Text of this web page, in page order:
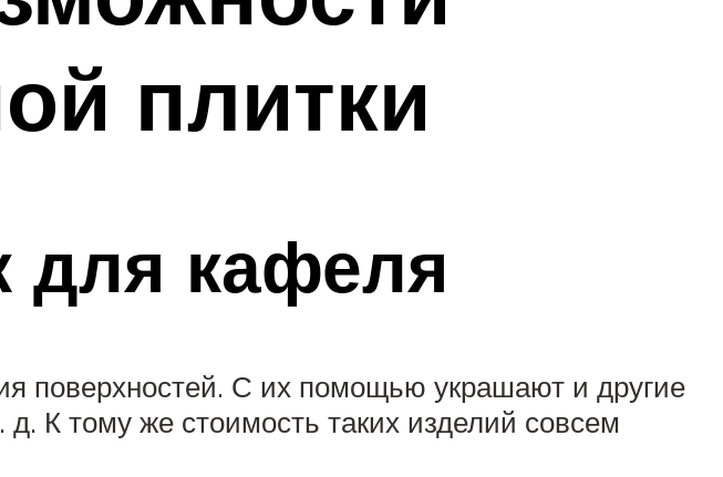
плитки
для кафеля
поверхностей. С их помощью украшают и другие
К тому же стоимость таких изделий совсем